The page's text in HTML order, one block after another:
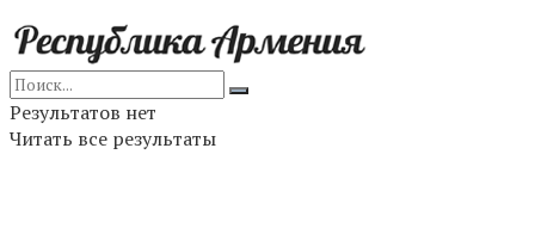
Результатов нет
Читать все результаты